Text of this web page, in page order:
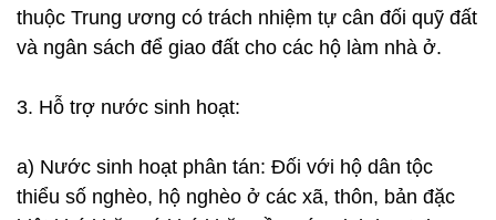
thuộc Trung ương có trách nhiệm tự cân đối quỹ đất
và ngân sách để giao đất cho các hộ làm nhà ở.
3. Hỗ trợ nước sinh hoạt:
a) Nước sinh hoạt phân tán: Đối với hộ dân tộc
thiểu số nghèo, hộ nghèo ở các xã, thôn, bản đặc